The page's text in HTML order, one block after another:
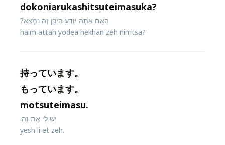
dokoniarukashitsuteimasuka?
הַאִם אַתָּה יוֹדֵעַ הֵיכָן זֶה נִמְצָא?
haim attah yodea hekhan zeh nimtsa?
持っています。
もっています。
motsuteimasu.
יֵשׁ לִי אֶת זֶה.
yesh li et zeh.